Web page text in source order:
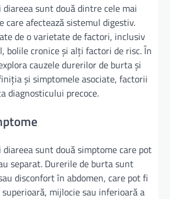
sunt două dintre cele mai
care afectează sistemul digestiv.
de o varietate de factori, inclusiv
bolile cronice și alți factori de risc. În
cauzele durerilor de burta și
și simptomele asociate, factorii
diagnosticului precoce.
sunt două simptome care pot
separat. Durerile de burta sunt
disconfort în abdomen, care pot fi
mijlocie sau inferioară a